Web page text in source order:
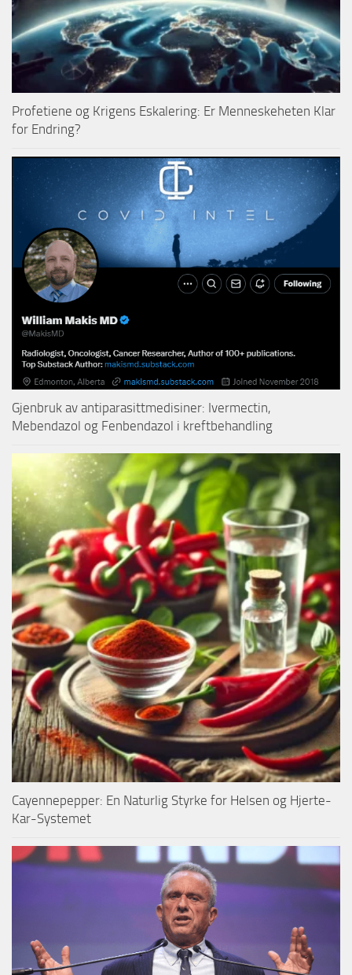
Profetiene og Krigens Eskalering: Er Menneskeheten Klar
for Endring?
Gjenbruk av antiparasittmedisiner: Ivermectin,
Mebendazol og Fenbendazol i kreftbehandling
Cayennepepper: En Naturlig Styrke for Helsen og Hjerte-
Kar-Systemet